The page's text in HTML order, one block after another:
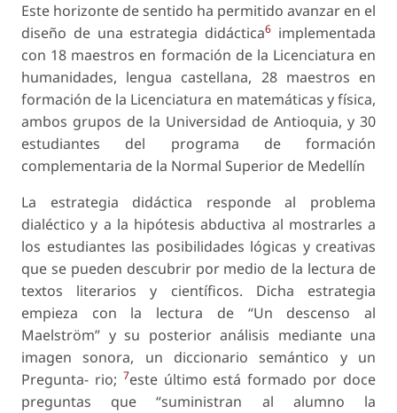
Este horizonte de sentido ha permitido avanzar en el
diseño de una estrategia didáctica6 implementada
con 18 maestros en formación de la Licenciatura en
humanidades, lengua castellana, 28 maestros en
formación de la Licenciatura en matemáticas y física,
ambos grupos de la Universidad de Antioquia, y 30
estudiantes del programa de formación
complementaria de la Normal Superior de Medellín
La estrategia didáctica responde al problema
dialéctico y a la hipótesis abductiva al mostrarles a
los estudiantes las posibilidades lógicas y creativas
que se pueden descubrir por medio de la lectura de
textos literarios y científicos. Dicha estrategia
empieza con la lectura de “Un descenso al
Maelström” y su posterior análisis mediante una
imagen sonora, un diccionario semántico y un
Pregunta- rio; 7este último está formado por doce
preguntas que “suministran al alumno la